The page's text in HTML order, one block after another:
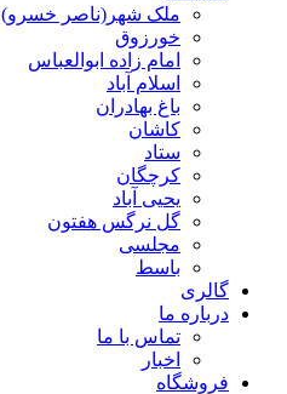
ملک شهر(ناصر خسرو)
خورزوق
امام زاده ابوالعباس
اسلام آباد
باغ بهادران
کاشان
ستاد
کرچگان
یحیی آباد
گل نرگس هفتون
مجلسی
باسط
گالری
درباره ما
تماس با ما
اخبار
فروشگاه